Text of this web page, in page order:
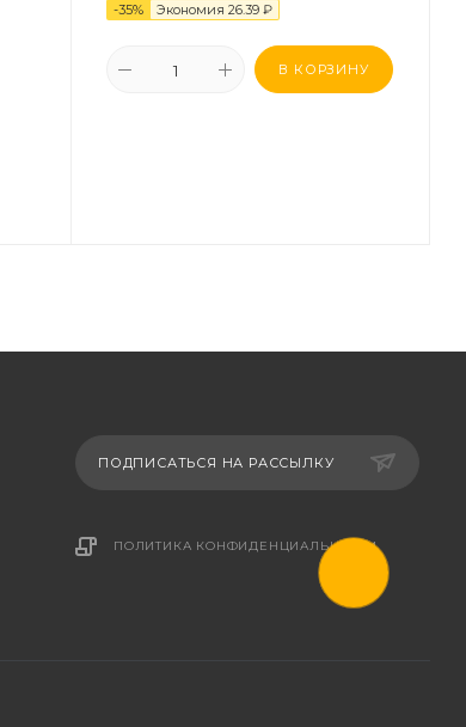
-35% Экономия 26.39 ₽
В КОРЗИНУ
ПОДПИСАТЬСЯ НА РАССЫЛКУ
ПОЛИТИКА КОНФИДЕНЦИАЛЬНОСТИ